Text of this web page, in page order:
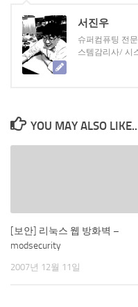
서진우
슈퍼컴퓨팅 전
스템감리사/ 시
YOU MAY ALSO
[보안] 리눅스 웹 방화벽 –
modsecurity
2007년 12월 11일